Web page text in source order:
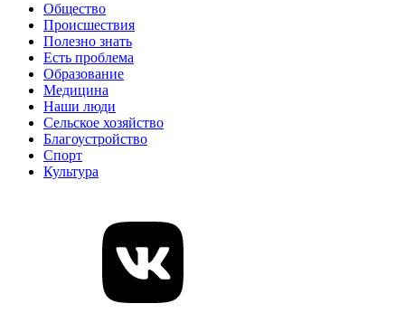
Общество
Происшествия
Полезно знать
Есть проблема
Образование
Медицина
Наши люди
Сельское хозяйство
Благоустройство
Спорт
Культура